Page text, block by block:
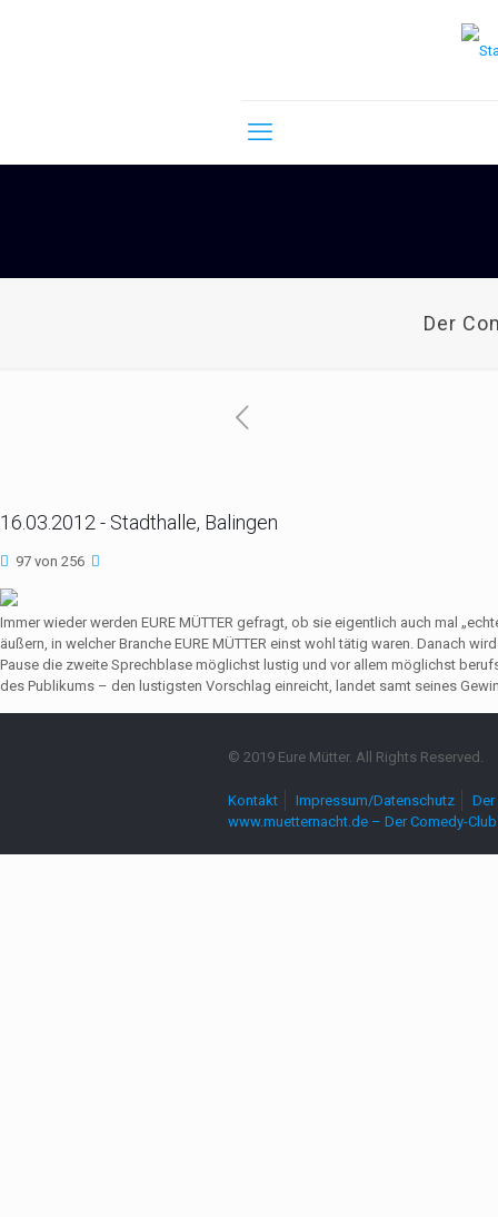
Der
16.03.2012 - Stadthalle, Balingen
97 von 256
Immer wieder werden EURE MÜTTER gefragt, ob sie eigentlich auch mal
äußern, in welcher Branche EURE MÜTTER einst wohl tätig waren. Danach
Pause die zweite Sprechblase möglichst lustig und vor allem möglichst
des Publikums – den lustigsten Vorschlag einreicht, landet samt seines
© 2019 Eure Mütter. All Rights Reserved.
Kontakt Impressum/Datenschutz
www.muetternacht.de – Der Comedy-Club